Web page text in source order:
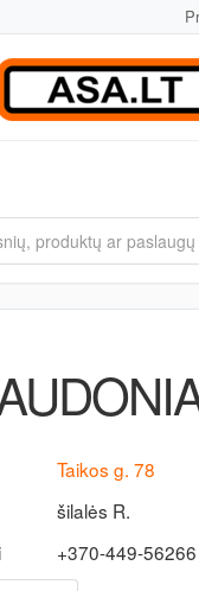
Taikos g. 78
šilalės R.
+370-449-56266